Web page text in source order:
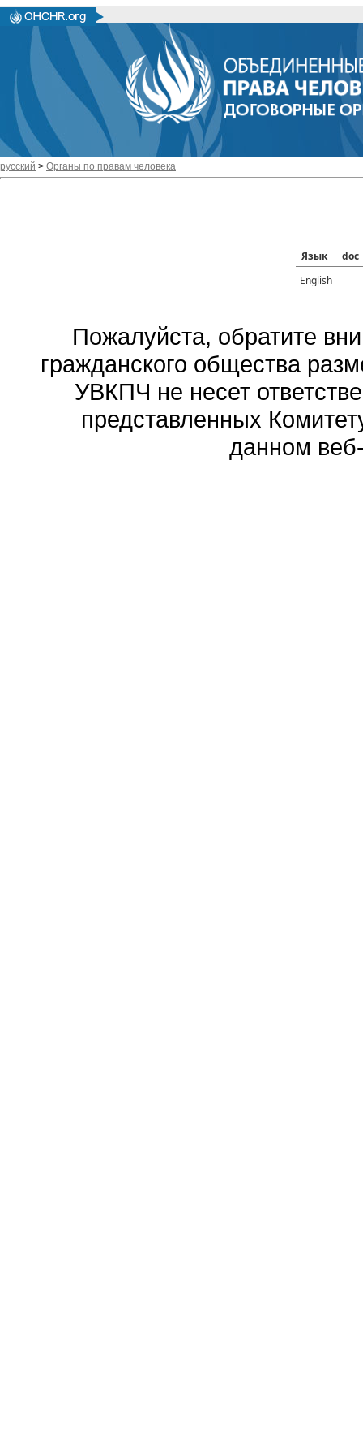
русский > Органы по правам человека
Язык
doc
English
Пожалуйста, обратите
гражданского общества
УВКПЧ не несет
представленных
данном